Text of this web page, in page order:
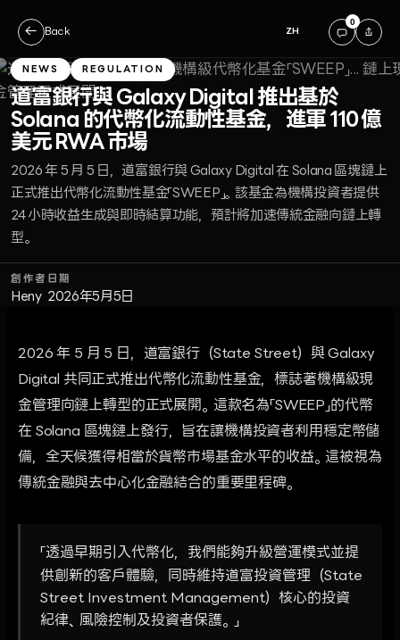
← Back ZH
0
NEWS REGULATION
道富銀行與 Galaxy Digital 推出基於
Solana 的代幣化流動性基金，進軍 110 億
美元 RWA 市場
2026 年 5 月 5 日，道富銀行與 Galaxy Digital 在 Solana 區塊鏈上
正式推出代幣化流動性基金「SWEEP」。該基金為機構投資者提供
24 小時收益生成與即時結算功能，預計將加速傳統金融向鏈上轉
型。
創作者
Heny
日期
2026年5月5日
2026 年 5 月 5 日，道富銀行（State Street）與 Galaxy
Digital 共同正式推出代幣化流動性基金，標誌著機構級現
金管理向鏈上轉型的正式展開。這款名為「SWEEP」的代幣
在 Solana 區塊鏈上發行，旨在讓機構投資者利用穩定幣儲
備，全天候獲得相當於貨幣市場基金水平的收益。這被視為
傳統金融與去中心化金融結合的重要里程碑。
「透過早期引入代幣化，我們能夠升級營運模式並提
供創新的客戶體驗，同時維持道富投資管理（State
Street Investment Management）核心的投資
紀律、風險控制及投資者保護。」